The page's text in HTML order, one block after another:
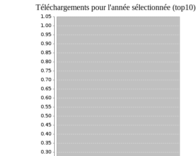
Téléchargements pour l'année sélectionnée (top10)